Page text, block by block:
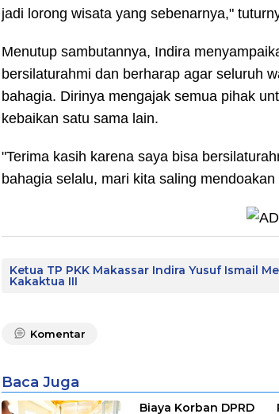
jadi lorong wisata yang sebenarnya,"
Menutup sambutannya, Indira
bersilaturahmi dan berharap agar seluruh
bahagia. Dirinya mengajak semua pihak
kebaikan satu sama lain.
"Terima kasih karena saya bisa
bahagia selalu, mari kita saling
Ketua TP PKK Makassar Indira Yusuf Ismail
Kakaktua III
Komentar
Baca Juga
Biaya Korban DPRD